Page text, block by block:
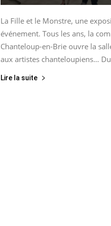
La Fille et le Monstre, une
événement. Tous les ans, la
Chanteloup-en-Brie ouvre la
aux artistes chanteloupiens…
Lire la suite